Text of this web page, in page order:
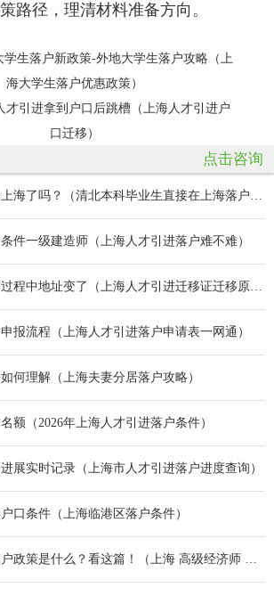
路径，理清材料准备方向。
学生落户新政策-外地大学生落户攻略（上
海大学生落户优惠政策）
才引进拿到户口后跳槽（上海人才引进户
口迁移）
点击咨询
件一级建造师（上海人才引进落户难不难）
报流程（上海人才引进落户申请表一网通）
何理解（上海夫妻分居落户攻略）
额（2026年上海人才引进落户条件）
展实时记录（上海市人才引进落户进度查询）
口条件（上海临港区落户条件）